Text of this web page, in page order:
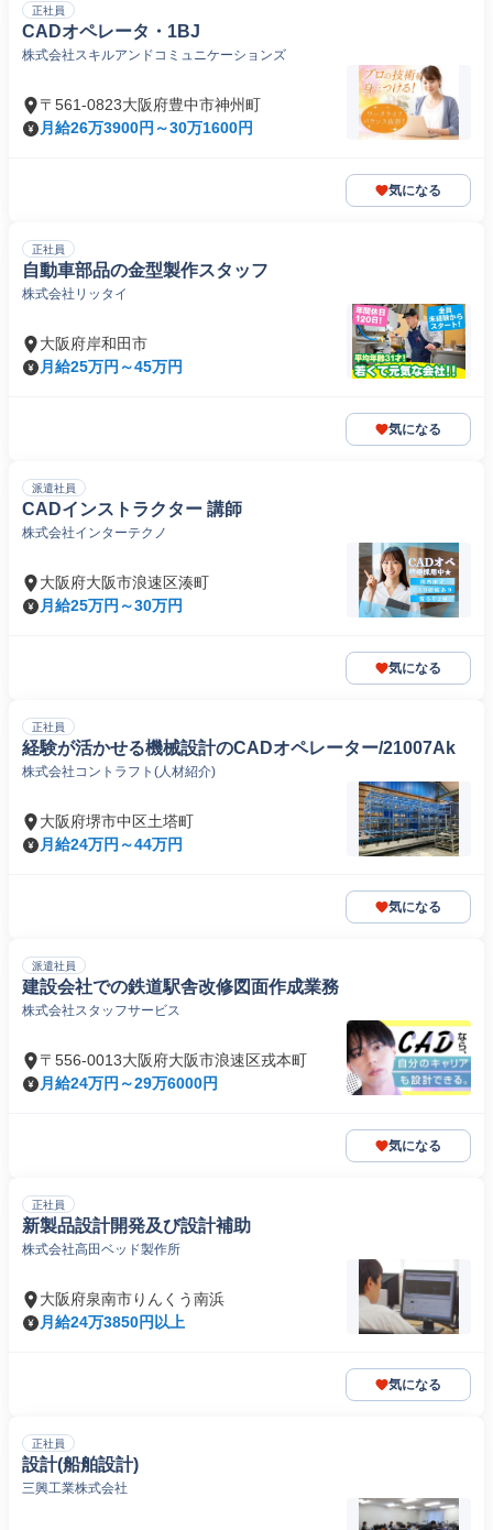
正社員
CADオペレータ・1BJ
株式会社スキルアンドコミュニケーションズ
〒561-0823大阪府豊中市神州町
月給26万3900円～30万1600円
気になる
正社員
自動車部品の金型製作スタッフ
株式会社リッタイ
大阪府岸和田市
月給25万円～45万円
気になる
派遣社員
CADインストラクター 講師
株式会社インターテクノ
大阪府大阪市浪速区湊町
月給25万円～30万円
気になる
正社員
経験が活かせる機械設計のCADオペレーター/21007Ak
株式会社コントラフト(人材紹介)
大阪府堺市中区土塔町
月給24万円～44万円
気になる
派遣社員
建設会社での鉄道駅舎改修図面作成業務
株式会社スタッフサービス
〒556-0013大阪府大阪市浪速区戎本町
月給24万円～29万6000円
気になる
正社員
新製品設計開発及び設計補助
株式会社高田ベッド製作所
大阪府泉南市りんくう南浜
月給24万3850円以上
気になる
正社員
設計(船舶設計)
三興工業株式会社